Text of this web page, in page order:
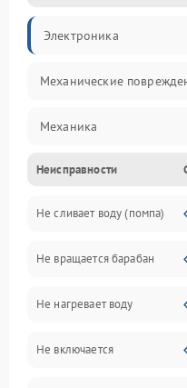
Электроника
Механические
Механика
Электропитание
Водоснабжение
Слив
Программное
Неисправности
Не сливает воду (помпа)
Не вращается барабан
Не нагревает воду
Не включается